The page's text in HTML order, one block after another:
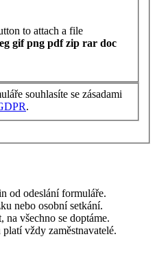
to attach a file
gif png pdf zip rar doc
souhlasíte se zásadami
.
od odeslání formuláře.
nebo osobní setkání.
všechno se doptáme.
vždy zaměstnavatelé.